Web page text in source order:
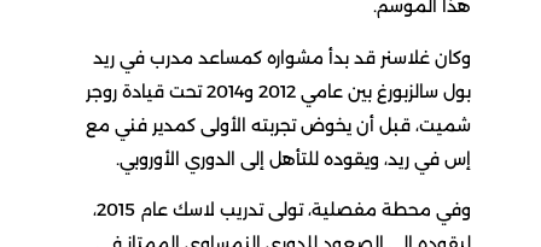
هذا الموسم.
وكان غلاسنر قد بدأ مشواره كمساعد مدرب في ريد
بول سالزبورغ بين عامي 2012 و2014 تحت قيادة روجر
شميت، قبل أن يخوض تجربته الأولى كمدير فني مع
إس في ريد، ويقوده للتأهل إلى الدوري الأوروبي.
وفي محطة مفصلية، تولى تدريب لاسك عام 2015،